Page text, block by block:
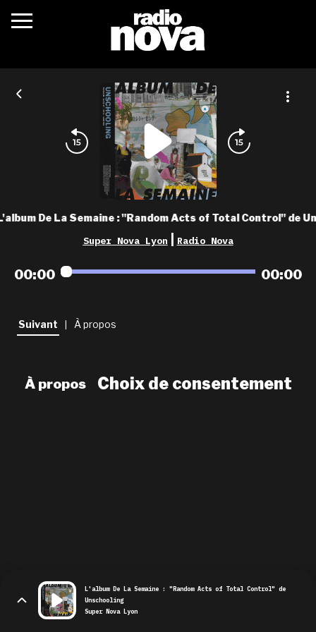
c’était quoi ?
actualités
podcasts
fréquences
les grilles
playlists
newsletter
De La Semaine : "Random Acts of Total Control" de
Super Nova Lyon Radio Nova
00:00 00:00
Suivant À propos
À propos Choix de consentement
L'album De La Semaine : "Random Acts of Total Control" de
Unschooling
Super Nova Lyon